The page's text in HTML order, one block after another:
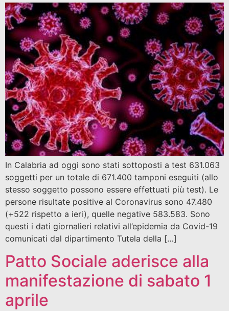
In Calabria ad oggi sono stati sottoposti a test 631.063
soggetti per un totale di 671.400 tamponi eseguiti (allo
stesso soggetto possono essere effettuati più test). Le
persone risultate positive al Coronavirus sono 47.480
(+522 rispetto a ieri), quelle negative 583.583. Sono
questi i dati giornalieri relativi all’epidemia da Covid-19
comunicati dal dipartimento Tutela della […]
Patto Sociale aderisce alla
manifestazione di sabato 1
aprile